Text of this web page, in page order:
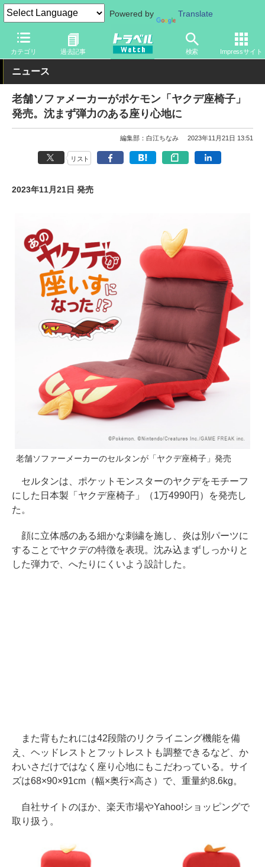
Powered by Translate
カテゴリ 過去記事 検索 Impressサイト
トラベル Watch 旅のアイテム 旅行グッズ キャラクター
ニュース
老舗ソファメーカーがポケモン「ヤクデ座椅子」
発売。沈まず弾力のある座り心地に
編集部：白江ちなみ 2023年11月21日 13:51
リスト
2023年11月21日 発売
老舗ソファーメーカーのセルタンが「ヤクデ座椅子」発売
セルタンは、ポケットモンスターのヤクデをモチーフ
にした日本製「ヤクデ座椅子」（1万4990円）を発売し
た。
顔に立体感のある細かな刺繍を施し、炎は別パーツに
することでヤクデの特徴を表現。沈み込まずしっかりと
した弾力で、へたりにくいよう設計した。
また背もたれには42段階のリクライニング機能を備
え、ヘッドレストとフットレストも調整できるなど、か
わいさだけではなく座り心地にもこだわっている。サイ
ズは68×90×91cm（幅×奥行×高さ）で、重量約8.6kg。
自社サイトのほか、楽天市場やYahoo!ショッピングで
取り扱う。